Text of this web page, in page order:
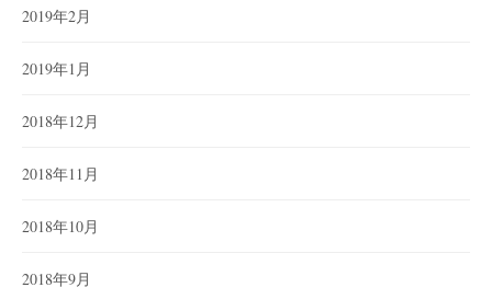
2019年2月
2019年1月
2018年12月
2018年11月
2018年10月
2018年9月